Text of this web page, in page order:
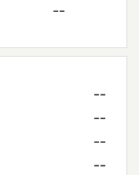
--
--
--
--
--